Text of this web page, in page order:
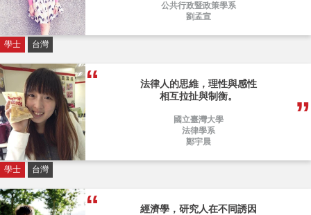
公共行政暨政策學系
劉孟宣
學士 台灣
法律人的思維，理性與感性
相互拉扯與制衡。
國立臺灣大學
法律學系
鄭宇晨
學士 台灣
經濟學，研究人在不同誘因